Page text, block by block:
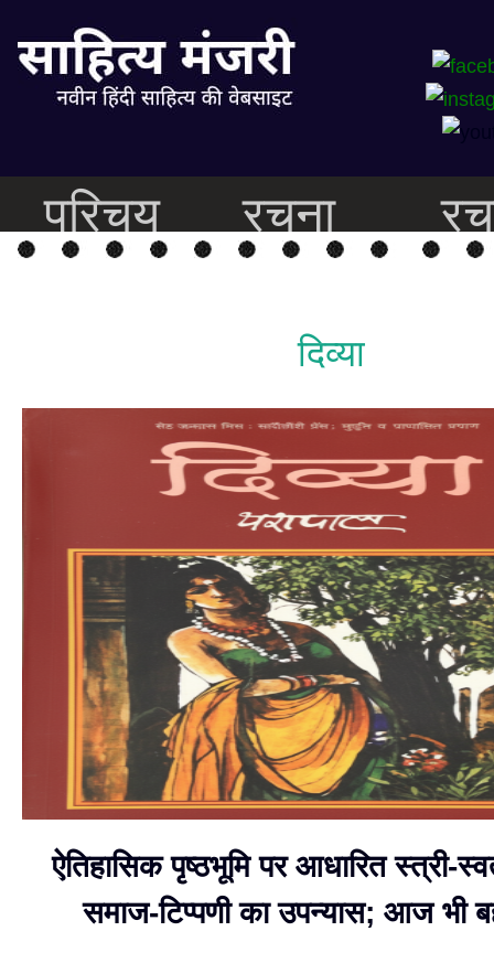
परिचय रचना
दिव्या
ऐतिहासिक पृष्ठभूमि पर आधारित स्त्री-
समाज-टिप्पणी का उपन्यास; आज भी